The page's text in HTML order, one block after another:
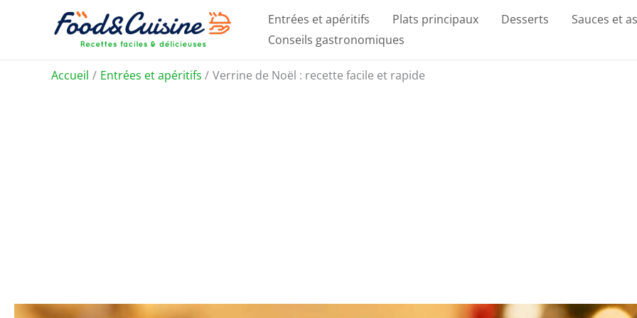
Entrées et apéritifs Plats principaux Desserts Sauces et
Conseils gastronomiques
Accueil Entrées et apéritifs Verrine de Noël : recette facile et rapide